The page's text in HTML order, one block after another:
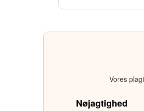
Vores
Nøjagtighed